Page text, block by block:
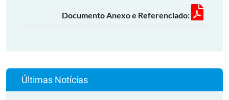
Documento Anexo e Referenciado:
Últimas Notícias